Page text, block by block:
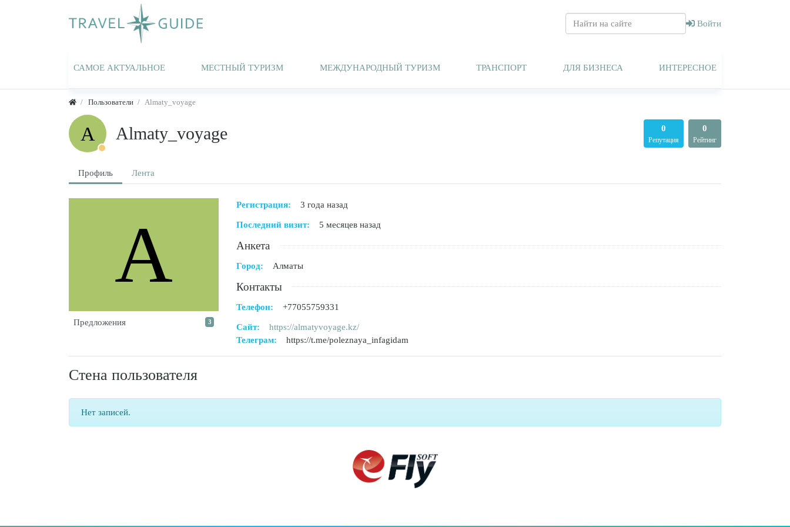
Войти
САМОЕ АКТУАЛЬНОЕ МЕСТНЫЙ ТУРИЗМ МЕЖДУНАРОДНЫЙ ТУРИЗМ ТРАНСПОРТ ДЛЯ БИЗНЕСА ИНТЕРЕСНОЕ
Пользователи Almaty_voyage
A Almaty_voyage 0
Репутация
0
Рейтинг
Профиль Лента
A
Предложения 3
Регистрация: 3 года назад
Последний визит: 5 месяцев назад
Анкета
Город: Алматы
Контакты
Телефон: +77055759331
Сайт:
https://almatyvoyage.kz/
Телеграм:
https://t.me/poleznaya_infagidam
Стена пользователя
Нет записей.